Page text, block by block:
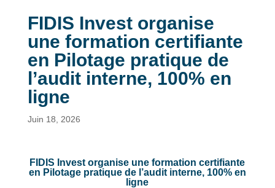
FIDIS Invest organise
une formation certifiante
en Pilotage pratique de
l’audit interne, 100% en
ligne
Juin 18, 2026
FIDIS Invest organise une formation certifiante
en Pilotage pratique de l’audit interne, 100% en
ligne